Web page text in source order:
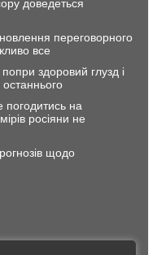
доведеться
переговорного
все
здоровий глузд і
на
росіяни не
щодо